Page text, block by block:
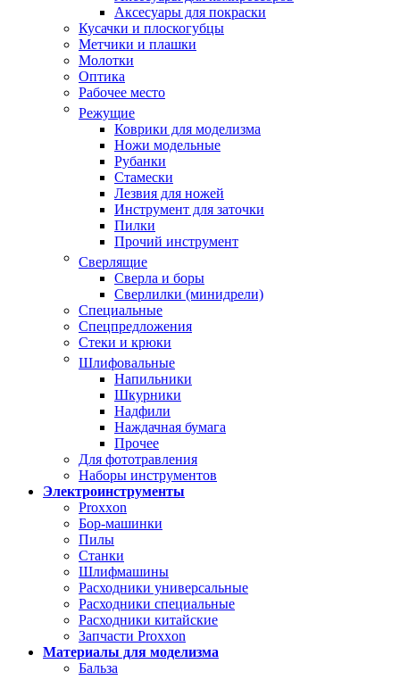
Аксесуары для покраски
Кусачки и плоскогубцы
Метчики и плашки
Молотки
Оптика
Рабочее место
Режущие
Коврики для моделизма
Ножи модельные
Рубанки
Стамески
Лезвия для ножей
Инструмент для заточки
Пилки
Прочий инструмент
Сверлящие
Сверла и боры
Сверлилки (минидрели)
Специальные
Спецпредложения
Стеки и крюки
Шлифовальные
Напильники
Шкурники
Надфили
Наждачная бумага
Прочее
Для фототравления
Наборы инструментов
Электроинструменты
Proxxon
Бор-машинки
Пилы
Станки
Шлифмашины
Расходники универсальные
Расходники специальные
Расходники китайские
Запчасти Proxxon
Материалы для моделизма
Бальза